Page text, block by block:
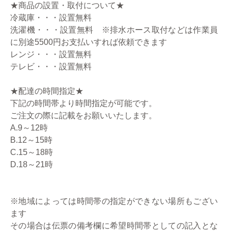
★商品の設置・取付について★
冷蔵庫・・・設置無料
洗濯機・・・設置無料 ※排水ホース取付などは作業員
に別途5500円お支払いすれば依頼できます
レンジ・・・設置無料
テレビ・・・設置無料
★配達の時間指定★
下記の時間帯より時間指定が可能です。
ご注文の際に記載をお願いいたします。
A.9～12時
B.12～15時
C.15～18時
D.18～21時
※地域によっては時間帯の指定ができない場所もござい
ます
その場合は伝票の備考欄に希望時間帯としての記入とな